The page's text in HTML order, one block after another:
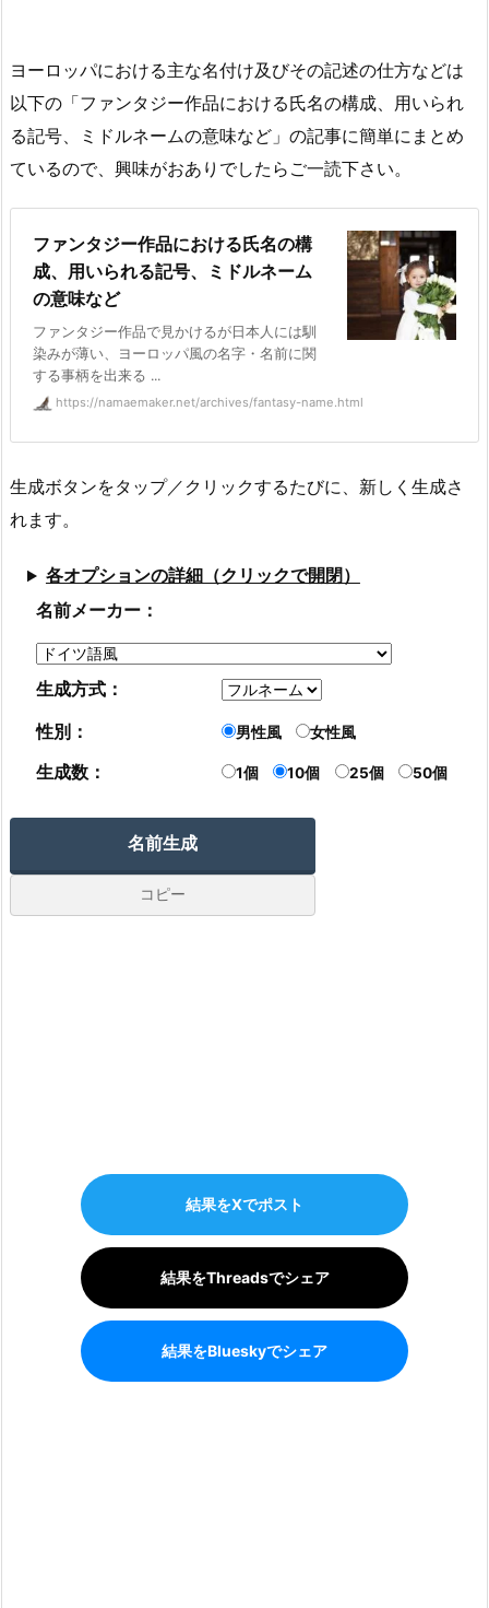
ヨーロッパにおける主な名付け及びその記述の仕方などは
以下の「ファンタジー作品における氏名の構成、用いられ
る記号、ミドルネームの意味など」の記事に簡単にまとめ
ているので、興味がおありでしたらご一読下さい。
ファンタジー作品における氏名の構
成、用いられる記号、ミドルネーム
の意味など
ファンタジー作品で見かけるが日本人には馴
染みが薄い、ヨーロッパ風の名字・名前に関
する事柄を出来る ...
https://namaemaker.net/archives/fantasy-name.html
生成ボタンをタップ／クリックするたびに、新しく生成さ
れます。
各オプションの詳細（クリックで開閉）
名前メーカー：
生成方式：
性別：
男性風 女性風
生成数： 1個 10個 25個 50個
結果をXでポスト
結果をThreadsでシェア
結果をBlueskyでシェア